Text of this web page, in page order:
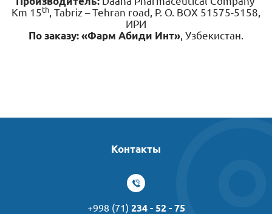
Km 15th, Tabriz – Tehran road, P. O. BOX 51575-5158,
ИРИ
По заказу: «Фарм Абиди Инт», Узбекистан.
Контакты
+998 (71) 234 - 52 - 75